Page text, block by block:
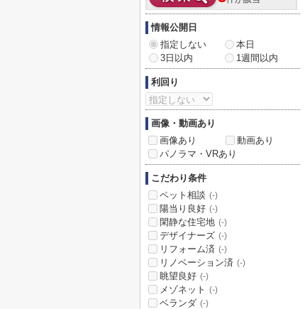
情報公開日
指定しない
本日
3日以内
1週間以内
利回り
画像・動画あり
画像あり
動画あり
パノラマ・VRあり
こだわり条件
ペット相談 (-)
陽当り良好 (-)
閑静な住宅地 (-)
デザイナーズ (-)
リフォーム済 (-)
リノベーション済 (-)
眺望良好 (-)
メゾネット (-)
ベランダ (-)